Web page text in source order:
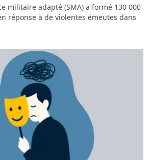
militaire adapté (SMA) a formé 130 000
réponse à de violentes émeutes dans